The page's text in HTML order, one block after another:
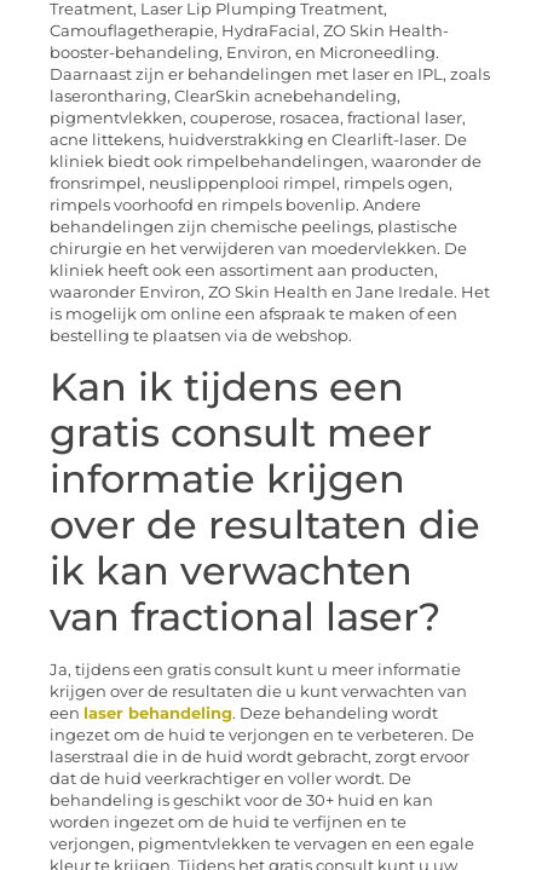
Treatment, Laser Lip Plumping Treatment,
Camouflagetherapie, HydraFacial, ZO Skin Health-
booster-behandeling, Environ, en Microneedling.
Daarnaast zijn er behandelingen met laser en IPL, zoals
laserontharing, ClearSkin acnebehandeling,
pigmentvlekken, couperose, rosacea, fractional laser,
acne littekens, huidverstrakking en Clearlift-laser. De
kliniek biedt ook rimpelbehandelingen, waaronder de
fronsrimpel, neuslippenplooi rimpel, rimpels ogen,
rimpels voorhoofd en rimpels bovenlip. Andere
behandelingen zijn chemische peelings, plastische
chirurgie en het verwijderen van moedervlekken. De
kliniek heeft ook een assortiment aan producten,
waaronder Environ, ZO Skin Health en Jane Iredale. Het
is mogelijk om online een afspraak te maken of een
bestelling te plaatsen via de webshop.
Kan ik tijdens een
gratis consult meer
informatie krijgen
over de resultaten die
ik kan verwachten
van fractional laser?
Ja, tijdens een gratis consult kunt u meer informatie
krijgen over de resultaten die u kunt verwachten van
een laser behandeling. Deze behandeling wordt
ingezet om de huid te verjongen en te verbeteren. De
laserstraal die in de huid wordt gebracht, zorgt ervoor
dat de huid veerkrachtiger en voller wordt. De
behandeling is geschikt voor de 30+ huid en kan
worden ingezet om de huid te verfijnen en te
verjongen, pigmentvlekken te vervagen en een egale
kleur te krijgen. Tijdens het gratis consult kunt u uw